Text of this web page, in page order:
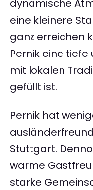
dynamische
eine kleinere
ganz erreichen
Pernik eine tiefe
mit lokalen
gefüllt ist.
Pernik hat
Stuttgart.
warme
starke